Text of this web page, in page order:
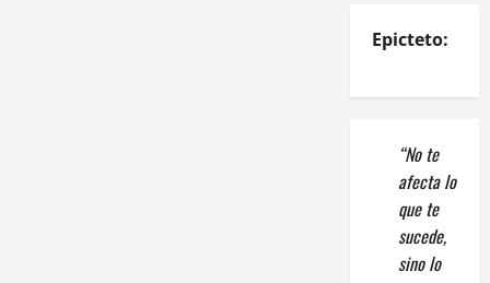
Epicteto:
“No te
afecta lo
que te
sucede,
sino lo